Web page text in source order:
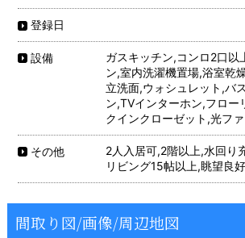
登録日
設備
ガスキッチン,コンロ2口以
ン,室内洗濯機置場,浴室乾
立洗面,ウォシュレット,バ
ン,TVインターホン,フロー
クインクローゼット,光フ
その他
2人入居可,2階以上,水回り
リビング15帖以上,眺望良
間取り図/画像/周辺地図